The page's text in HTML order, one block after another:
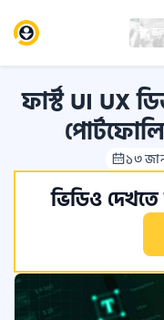
ফার্স্ট UI UX
১৩
ভিডিও